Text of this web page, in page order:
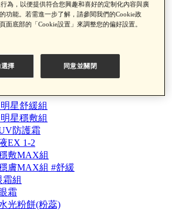
極致撫紋精華霜 #A醇黑金筆
MAX新客入門組
官網限定組
白 夏日限定組
水雙入組
間保養蜜粉
星舒緩組
星穩敷組
防護霜
EX 1-2
敷MAX組
膚MAX組 #舒緩
霜組
霜
光粉餅(粉蕊)
為，以便提供符合您興趣和喜好的定制化內容與廣
功能。若需進一步了解，請參閱我們的Cookie政
面底部的「Cookie設置」來調整您的偏好設置。
擇 同意並關閉